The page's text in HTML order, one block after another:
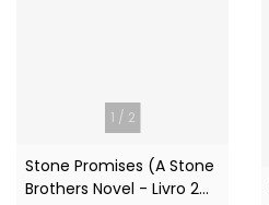
1 / 2
Stone Promises (A Stone
Brothers Novel - Livro 2